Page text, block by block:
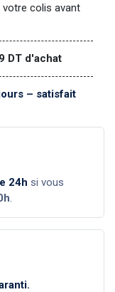
votre colis avant
DT d'achat
– satisfait
24h si vous
.